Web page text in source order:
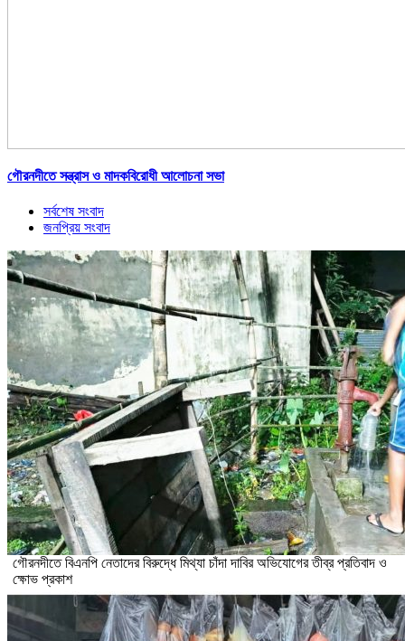
গৌরনদীতে সন্ত্রাস ও মাদকবিরোধী আলোচনা সভা
সর্বশেষ সংবাদ
জনপ্রিয় সংবাদ
গৌরনদীতে বিএনপি নেতাদের বিরুদ্ধে মিথ্যা চাঁদা দাবির অভিযোগের তীব্র প্রতিবাদ ও
ক্ষোভ প্রকাশ